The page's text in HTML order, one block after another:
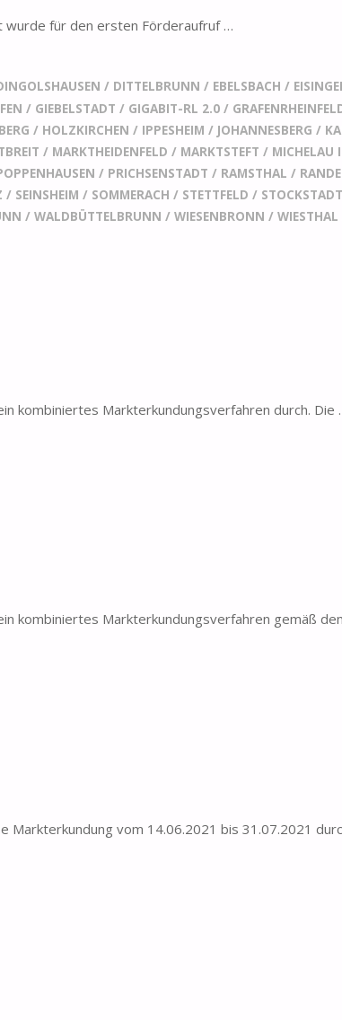
wurde für den ersten Förderaufruf …
/ DITTELBRUNN / EBELSBACH /
/ GIEBELSTADT / GIGABIT-RL 2.0 /
/ HOLZKIRCHEN / IPPESHEIM / JOHANNESBERG /
/ MARKTHEIDENFELD / MARKTSTEFT / MICHELAU
/ PRICHSENSTADT / RAMSTHAL /
/ SEINSHEIM / SOMMERACH / STETTFELD / STOCKSTADT
/WALDBÜTTELBRUNN /WIESENBRONN /WIESTHAL
kombiniertes Markterkundungsverfahren durch. Die
kombiniertes Markterkundungsverfahren gemäß
Markterkundung vom 14.06.2021 bis 31.07.2021